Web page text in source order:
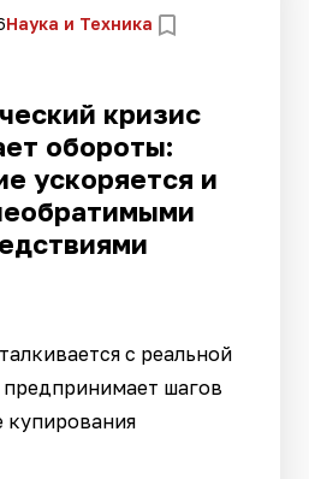
Наука и Техника
кризис
обороты:
ускоряется и
с реальной
предпринимает шагов
купирования